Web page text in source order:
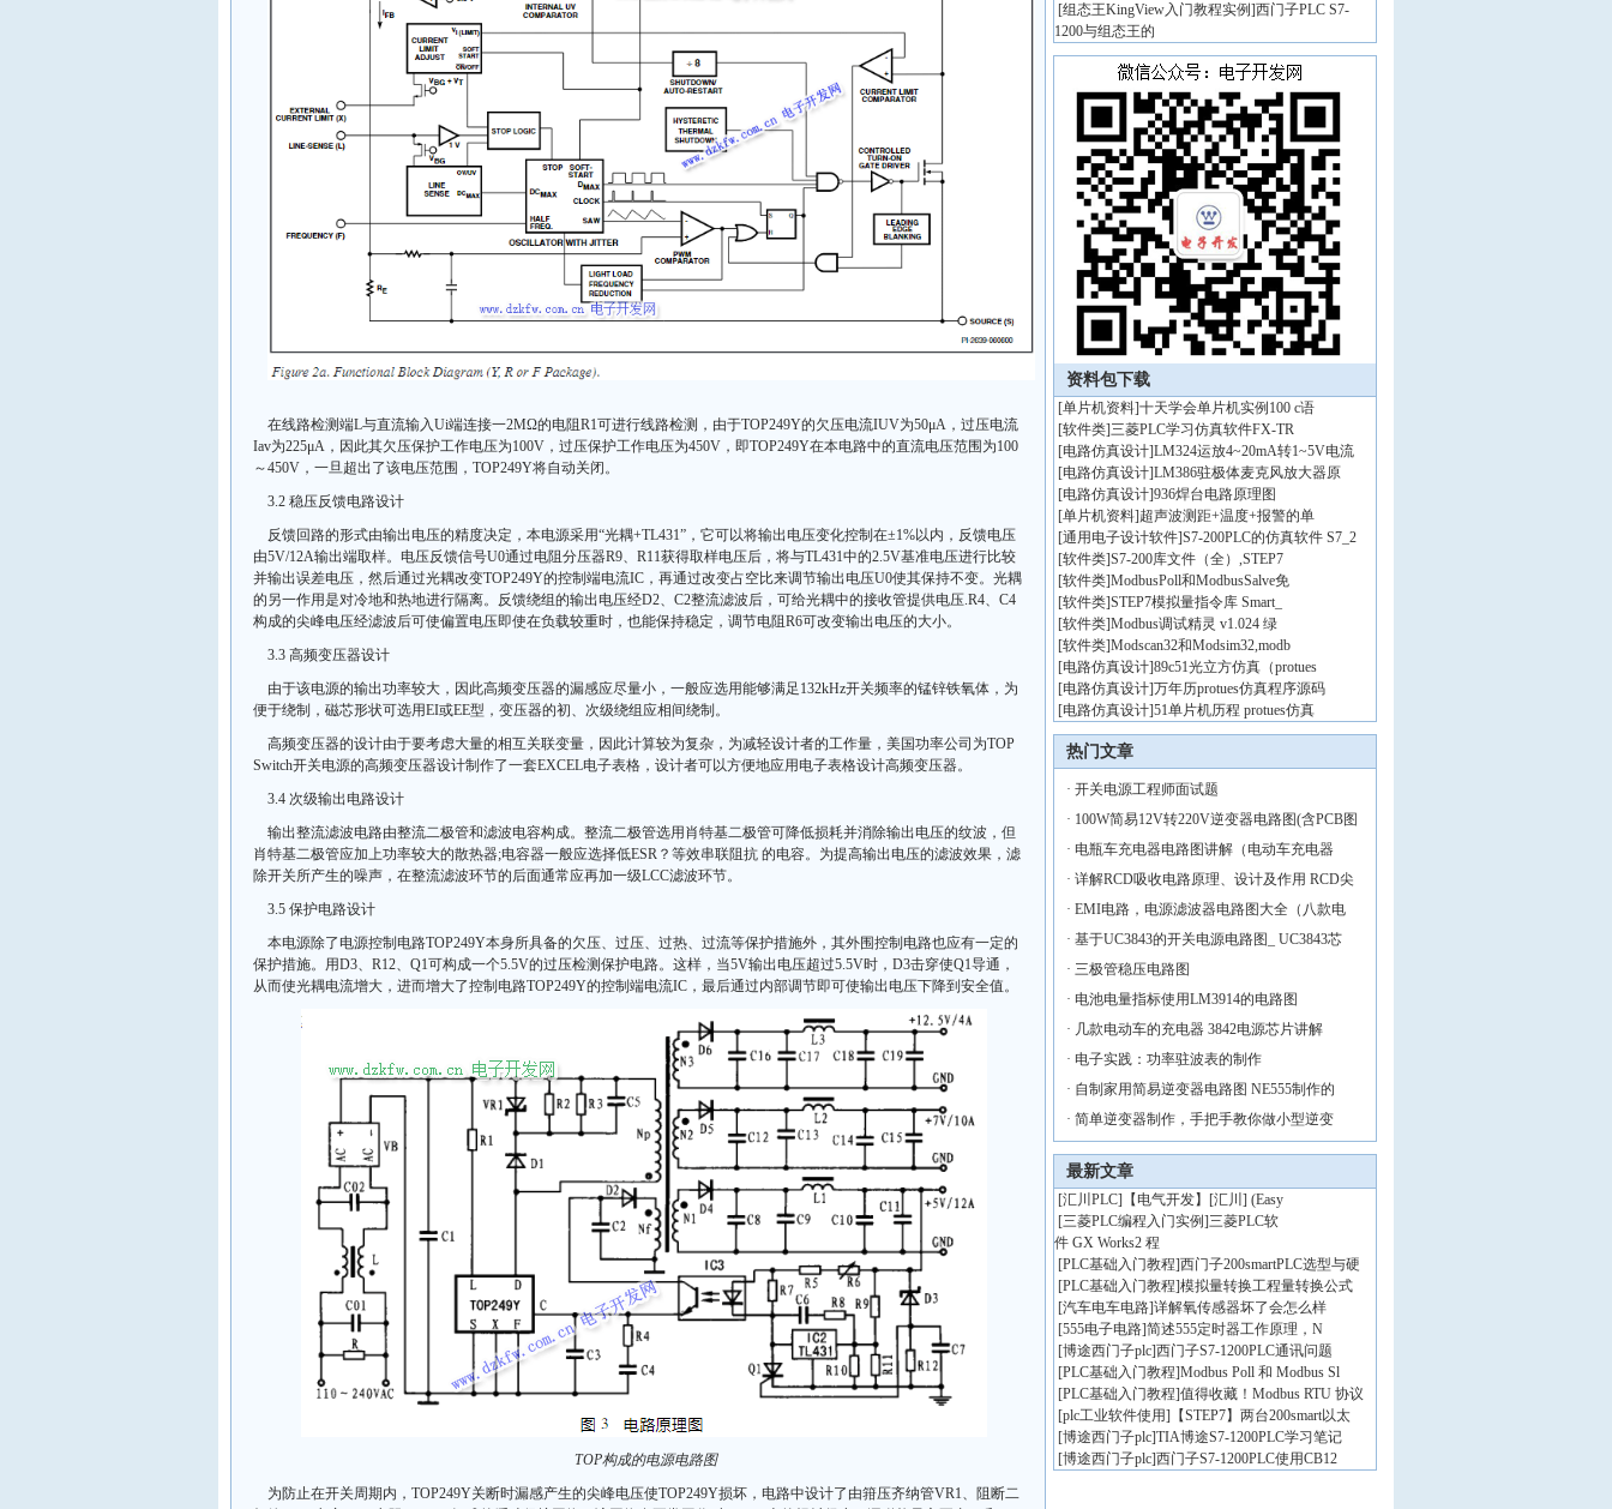
在线路检测端L与直流输入Ui端连接一2MΩ的电阻R1可进行线路检测，由于TOP249Y的欠压电流IUV为50μA，过压电流
Iav为225μA，因此其欠压保护工作电压为100V，过压保护工作电压为450V，即TOP249Y在本电路中的直流电压范围为100
～450V，一旦超出了该电压范围，TOP249Y将自动关闭。
3.2 稳压反馈电路设计
反馈回路的形式由输出电压的精度决定，本电源采用“光耦+TL431”，它可以将输出电压变化控制在±1%以内，反馈电压
由5V/12A输出端取样。电压反馈信号U0通过电阻分压器R9、R11获得取样电压后，将与TL431中的2.5V基准电压进行比较
并输出误差电压，然后通过光耦改变TOP249Y的控制端电流IC，再通过改变占空比来调节输出电压U0使其保持不变。光耦
的另一作用是对冷地和热地进行隔离。反馈绕组的输出电压经D2、C2整流滤波后，可给光耦中的接收管提供电压.R4、C4
构成的尖峰电压经滤波后可使偏置电压即使在负载较重时，也能保持稳定，调节电阻R6可改变输出电压的大小。
3.3 高频变压器设计
由于该电源的输出功率较大，因此高频变压器的漏感应尽量小，一般应选用能够满足132kHz开关频率的锰锌铁氧体，为
便于绕制，磁芯形状可选用EI或EE型，变压器的初、次级绕组应相间绕制。
高频变压器的设计由于要考虑大量的相互关联变量，因此计算较为复杂，为减轻设计者的工作量，美国功率公司为TOP
Switch开关电源的高频变压器设计制作了一套EXCEL电子表格，设计者可以方便地应用电子表格设计高频变压器。
3.4 次级输出电路设计
输出整流滤波电路由整流二极管和滤波电容构成。整流二极管选用肖特基二极管可降低损耗并消除输出电压的纹波，但
肖特基二极管应加上功率较大的散热器;电容器一般应选择低ESR？等效串联阻抗 的电容。为提高输出电压的滤波效果，滤
除开关所产生的噪声，在整流滤波环节的后面通常应再加一级LCC滤波环节。
3.5 保护电路设计
本电源除了电源控制电路TOP249Y本身所具备的欠压、过压、过热、过流等保护措施外，其外围控制电路也应有一定的
保护措施。用D3、R12、Q1可构成一个5.5V的过压检测保护电路。这样，当5V输出电压超过5.5V时，D3击穿使Q1导通，
从而使光耦电流增大，进而增大了控制电路TOP249Y的控制端电流IC，最后通过内部调节即可使输出电压下降到安全值。
TOP构成的电源电路图
为防止在开关周期内，TOP249Y关断时漏感产生的尖峰电压使TOP249Y损坏，电路中设计了由箝压齐纳管VR1、阻断二
[组态王KingView入门教程实例]西门子PLC S7-
1200与组态王的
资料包下载
[单片机资料]十天学会单片机实例100 c语
[软件类]三菱PLC学习仿真软件FX-TR
[电路仿真设计]LM324运放4~20mA转1~5V电流
[电路仿真设计]LM386驻极体麦克风放大器原
[电路仿真设计]936焊台电路原理图
[单片机资料]超声波测距+温度+报警的单
[通用电子设计软件]S7-200PLC的仿真软件 S7_2
[软件类]S7-200库文件（全）,STEP7
[软件类]ModbusPoll和ModbusSalve免
[软件类]STEP7模拟量指令库 Smart_
[软件类]Modbus调试精灵 v1.024 绿
[软件类]Modscan32和Modsim32,modb
[电路仿真设计]89c51光立方仿真（protues
[电路仿真设计]万年历protues仿真程序源码
[电路仿真设计]51单片机历程 protues仿真
热门文章
· 开关电源工程师面试题
· 100W简易12V转220V逆变器电路图(含PCB图
· 电瓶车充电器电路图讲解（电动车充电器
· 详解RCD吸收电路原理、设计及作用 RCD尖
· EMI电路，电源滤波器电路图大全（八款电
· 基于UC3843的开关电源电路图_ UC3843芯
· 三极管稳压电路图
· 电池电量指标使用LM3914的电路图
· 几款电动车的充电器 3842电源芯片讲解
· 电子实践：功率驻波表的制作
· 自制家用简易逆变器电路图 NE555制作的
· 简单逆变器制作，手把手教你做小型逆变
最新文章
[汇川PLC] 【电气开发】[汇川] (Easy
[三菱PLC编程入门实例]三菱PLC软
件 GX Works2 程
[PLC基础入门教程]西门子200smartPLC选型与硬
[PLC基础入门教程]模拟量转换工程量转换公式
[汽车电车电路]详解氧传感器坏了会怎么样
[555电子电路]简述555定时器工作原理，N
[博途西门子plc]西门子S7-1200PLC通讯问题
[PLC基础入门教程]Modbus Poll 和 Modbus Sl
[PLC基础入门教程]值得收藏！Modbus RTU 协议
[plc工业软件使用] 【STEP7】两台200smart以太
[博途西门子plc]TIA博途S7-1200PLC学习笔记
[博途西门子plc]西门子S7-1200PLC使用CB12